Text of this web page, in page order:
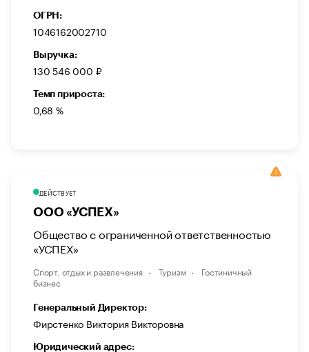
ОГРН:
1046162002710
Выручка:
130 546 000 ₽
Темп прироста:
0,68 %
ДЕЙСТВУЕТ
ООО «УСПЕХ»
Общество с ограниченной ответственностью
«УСПЕХ»
Спорт, отдых и развлечения Туризм
Гостиничный
бизнес
Генеральный Директор:
Фирстенко Виктория Викторовна
Юридический адрес: